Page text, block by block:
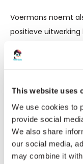
This website uses
We use cookies to
provide social
We also share
our social media,
may combine it
Voermans noemt
positieve
te gaan trainen.
immens therapie
voorkomen van
mensen om je
beetje aan te
verbeteren.’’
De kracht van